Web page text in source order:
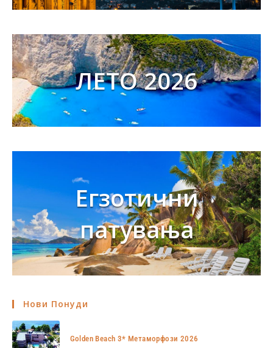
ЛЕТО 2026
Егзотични
патувања
Нови Понуди
Golden Beach 3* Метаморфози 2026